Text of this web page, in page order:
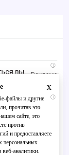
i
вы
i
x
файлы и другие
прочитав это
сайте, это
против
и предоставляете
персональных
аналитики.